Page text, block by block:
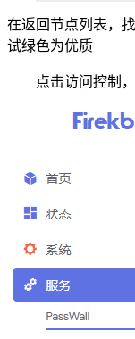
在返回节点列表，
试绿色为优质
点击访问控制